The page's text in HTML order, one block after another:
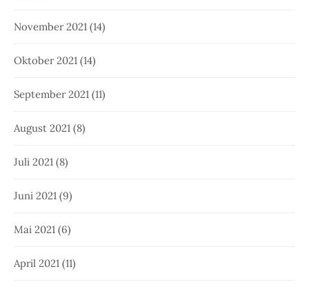
November 2021 (14)
Oktober 2021 (14)
September 2021 (11)
August 2021 (8)
Juli 2021 (8)
Juni 2021 (9)
Mai 2021 (6)
April 2021 (11)